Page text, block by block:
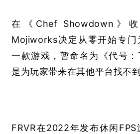
在《Chef Showdown》
Mojiworks决定从零开始专门
一款游戏，暂命名为《代号
是为玩家带来在其他平台找不
FRVR在2022年发布休闲FPS